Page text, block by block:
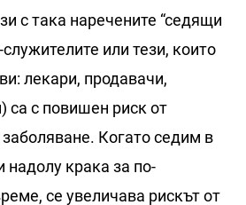
с така наречените “седящи
или тези, които
лекари, продавачи,
са с повишен риск от
Когато седим в
надолу крака за по-
се увеличава рискът от